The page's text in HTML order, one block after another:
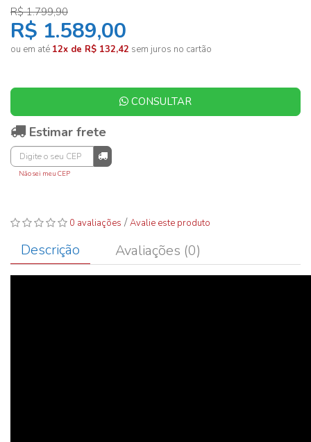
R$ 1.799,90
R$ 1.589,00
ou em até 12x de R$ 132,42 sem juros no cartão
CONSULTAR
Estimar frete
Não sei meu CEP
0 avaliações /Avalie este produto
Descrição Avaliações (0)